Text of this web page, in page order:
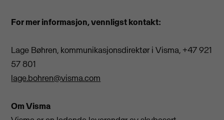
For mer informasjon, vennligst kontakt:
Lage Bøhren, kommunikasjonsdirektør i Visma, +47 921
57 801
lage.bohren@visma.com
Om Visma